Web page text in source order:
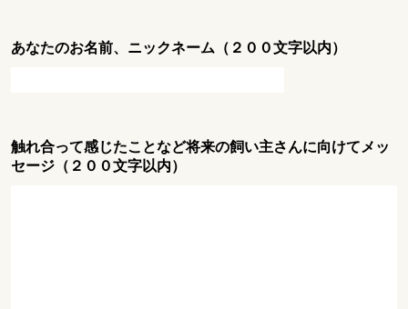
あなたのお名前、ニックネーム（２００文字以内）
触れ合って感じたことなど将来の飼い主さんに向けてメッ
セージ（２００文字以内）